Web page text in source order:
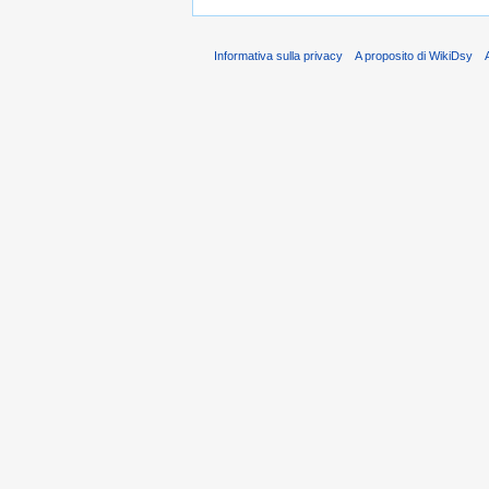
Informativa sulla privacy A proposito di WikiDsy